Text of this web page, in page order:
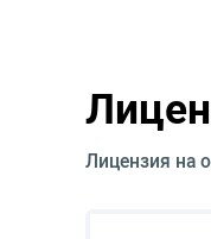
Лицензия на